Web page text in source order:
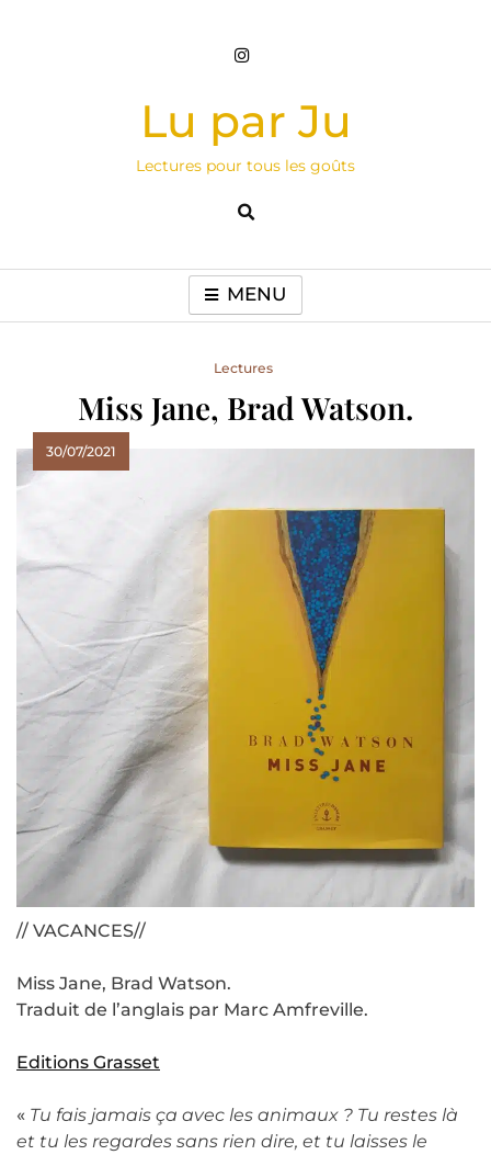
Lu par Ju
Lectures pour tous les goûts
MENU
Lectures
Miss Jane, Brad Watson.
30/07/2021
// VACANCES//
Miss Jane, Brad Watson.
Traduit de l’anglais par Marc Amfreville.
Editions Grasset
« Tu fais jamais ça avec les animaux ? Tu restes là
et tu les regardes sans rien dire, et tu laisses le